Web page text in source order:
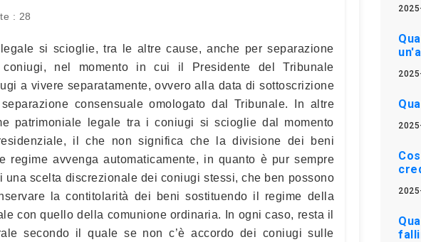
: 28
si scioglie, tra le altre cause, anche per separazione
coniugi, nel momento in cui il Presidente del Tribunale
a vivere separatamente, ovvero alla data di sottoscrizione
consensuale omologato dal Tribunale. In altre
patrimoniale legale tra i coniugi si scioglie dal momento
il che non significa che la divisione dei beni
regime avvenga automaticamente, in quanto è pur sempre
una scelta discrezionale dei coniugi stessi, che ben possono
la contitolarità dei beni sostituendo il regime della
con quello della comunione ordinaria. In ogni caso, resta il
secondo il quale se non c’è accordo dei coniugi sulle